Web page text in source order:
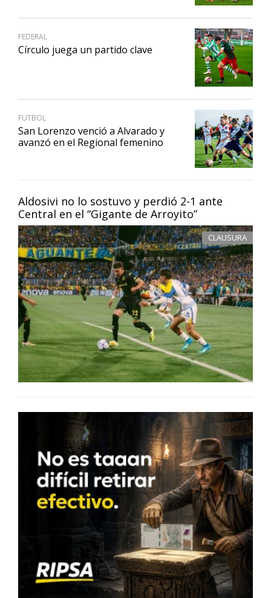
Aldosivi no lo sostuvo y perdió 2-1 ante
Central en el “Gigante de Arroyito”
CLAUSURA
FEDERAL
Círculo juega un partido clave
FUTBOL
San Lorenzo venció a Alvarado y
avanzó en el Regional femenino